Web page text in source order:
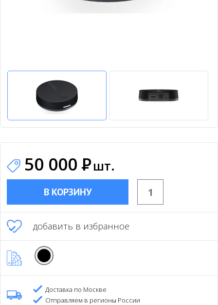
50 000 Ршт.
В КОРЗИНУ
добавить в избранное
Доставка по Москве
Отправляем в регионы России